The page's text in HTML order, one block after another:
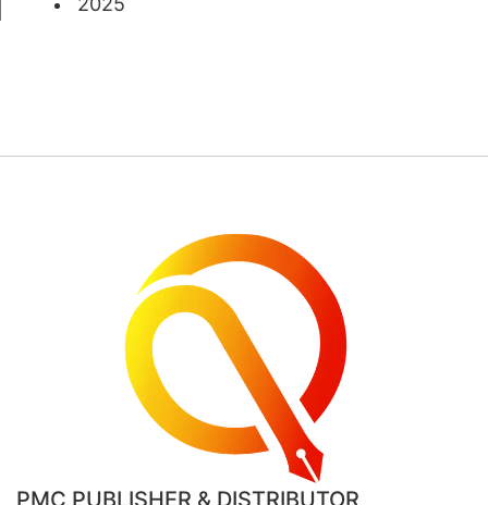
PMC PUBLISHER & DISTRIBUTOR